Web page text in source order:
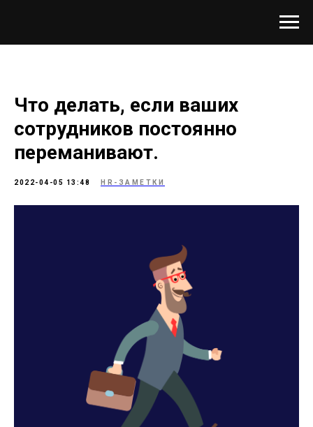
Что делать, если ваших
сотрудников постоянно
переманивают.
2022-04-05 13:48 HR-ЗАМЕТКИ